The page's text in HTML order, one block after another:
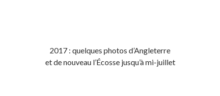
2017 : quelques photos d’Angleterre
et de nouveau l’Écosse jusqu’à mi-juillet